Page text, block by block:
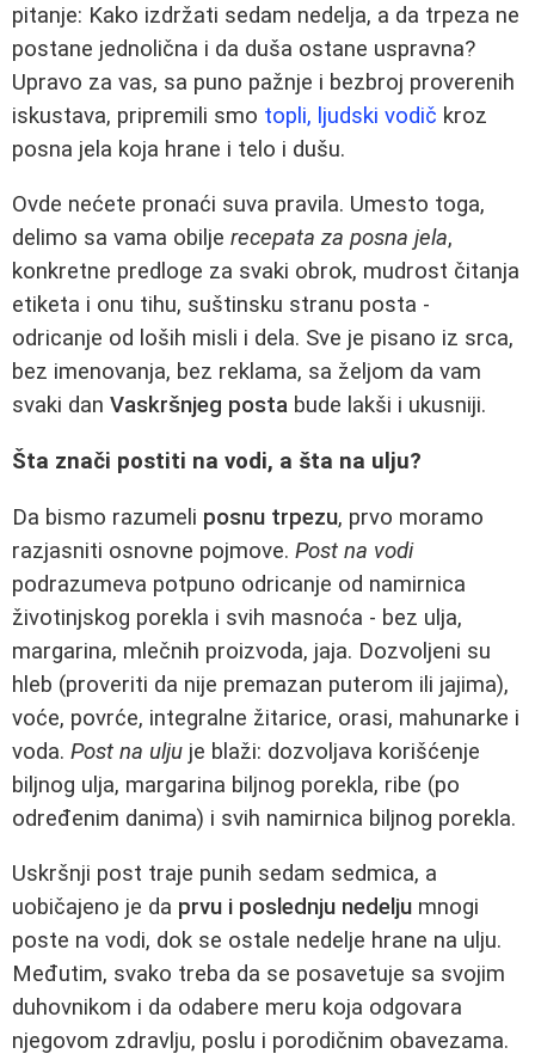
pitanje: Kako izdržati sedam nedelja, a da trpeza ne
postane jednolična i da duša ostane uspravna?
Upravo za vas, sa puno pažnje i bezbroj proverenih
iskustava, pripremili smo topli, ljudski vodič kroz
posna jela koja hrane i telo i dušu.
Ovde nećete pronaći suva pravila. Umesto toga,
delimo sa vama obilje recepata za posna jela,
konkretne predloge za svaki obrok, mudrost čitanja
etiketa i onu tihu, suštinsku stranu posta -
odricanje od loših misli i dela. Sve je pisano iz srca,
bez imenovanja, bez reklama, sa željom da vam
svaki dan Vaskršnjeg posta bude lakši i ukusniji.
Šta znači postiti na vodi, a šta na ulju?
Da bismo razumeli posnu trpezu, prvo moramo
razjasniti osnovne pojmove. Post na vodi
podrazumeva potpuno odricanje od namirnica
životinjskog porekla i svih masnoća - bez ulja,
margarina, mlečnih proizvoda, jaja. Dozvoljeni su
hleb (proveriti da nije premazan puterom ili jajima),
voće, povrće, integralne žitarice, orasi, mahunarke i
voda. Post na ulju je blaži: dozvoljava korišćenje
biljnog ulja, margarina biljnog porekla, ribe (po
određenim danima) i svih namirnica biljnog porekla.
Uskršnji post traje punih sedam sedmica, a
uobičajeno je da prvu i poslednju nedelju mnogi
poste na vodi, dok se ostale nedelje hrane na ulju.
Međutim, svako treba da se posavetuje sa svojim
duhovnikom i da odabere meru koja odgovara
njegovom zdravlju, poslu i porodičnim obavezama.